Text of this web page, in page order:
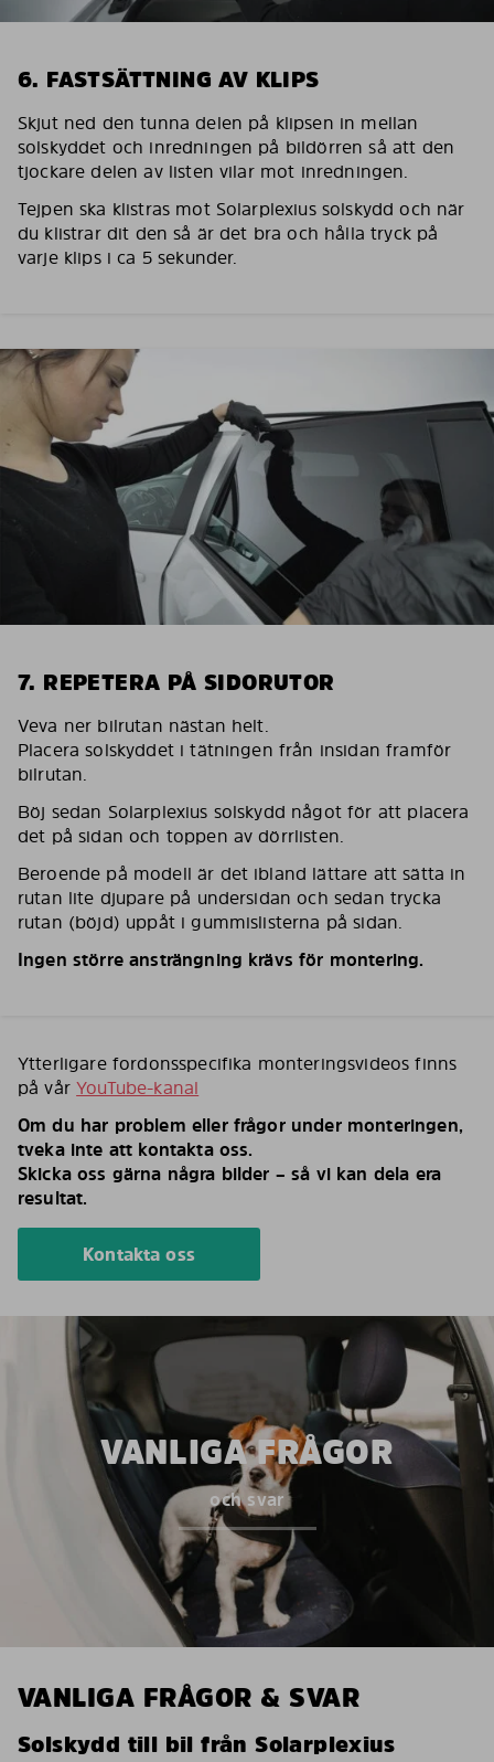
6. FASTSÄTTNING AV KLIPS
Skjut ned den tunna delen på klipsen in mellan
solskyddet och inredningen på bildörren så att den
tjockare delen av listen vilar mot inredningen.
Tejpen ska klistras mot Solarplexius solskydd och när
du klistrar dit den så är det bra och hålla tryck på
varje klips i ca 5 sekunder.
7. REPETERA PÅ SIDORUTOR
Veva ner bilrutan nästan helt.
Placera solskyddet i tätningen från insidan framför
bilrutan.
Böj sedan Solarplexius solskydd något för att placera
det på sidan och toppen av dörrlisten.
Beroende på modell är det ibland lättare att sätta in
rutan lite djupare på undersidan och sedan trycka
rutan (böjd) uppåt i gummislisterna på sidan.
Ingen större ansträngning krävs för montering.
Ytterligare fordonsspecifika monteringsvideos finns
på vårYouTube-kanal
Om du har problem eller frågor under monteringen,
tveka inte att kontakta oss.
Skicka oss gärna några bilder – så vi kan dela era
resultat.
Kontakta oss
VANLIGA FRÅGOR
och svar
VANLIGA FRÅGOR & SVAR
Solskydd till bil från Solarplexius